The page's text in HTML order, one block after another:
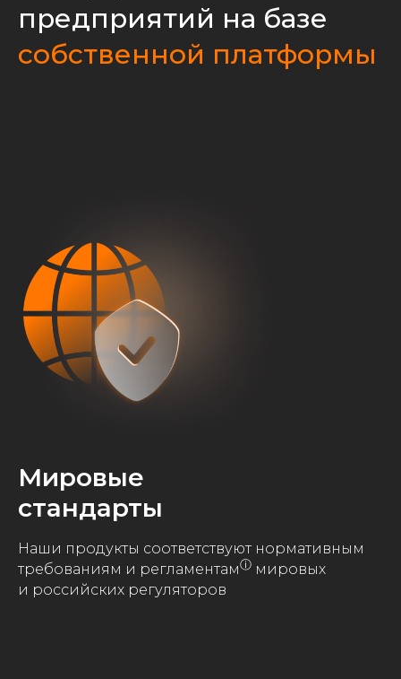
предприятий на базе
собственной платформы
Мировые
стандарты
Наши продукты соответствуют нормативным
требованиям и регламентамⓘ мировых
и российских регуляторов